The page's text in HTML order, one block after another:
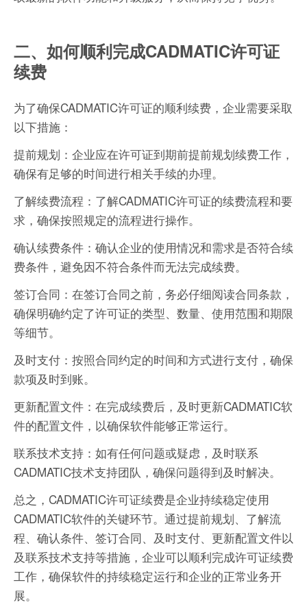
二、如何顺利完成CADMATIC许可证
续费
为了确保CADMATIC许可证的顺利续费，企业需要采取
以下措施：
提前规划：企业应在许可证到期前提前规划续费工作，
确保有足够的时间进行相关手续的办理。
了解续费流程：了解CADMATIC许可证的续费流程和要
求，确保按照规定的流程进行操作。
确认续费条件：确认企业的使用情况和需求是否符合续
费条件，避免因不符合条件而无法完成续费。
签订合同：在签订合同之前，务必仔细阅读合同条款，
确保明确约定了许可证的类型、数量、使用范围和期限
等细节。
及时支付：按照合同约定的时间和方式进行支付，确保
款项及时到账。
更新配置文件：在完成续费后，及时更新CADMATIC软
件的配置文件，以确保软件能够正常运行。
联系技术支持：如有任何问题或疑虑，及时联系
CADMATIC技术支持团队，确保问题得到及时解决。
总之，CADMATIC许可证续费是企业持续稳定使用
CADMATIC软件的关键环节。通过提前规划、了解流
程、确认条件、签订合同、及时支付、更新配置文件以
及联系技术支持等措施，企业可以顺利完成许可证续费
工作，确保软件的持续稳定运行和企业的正常业务开
展。